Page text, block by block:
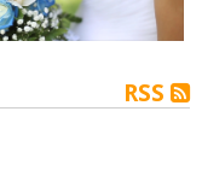
RSS